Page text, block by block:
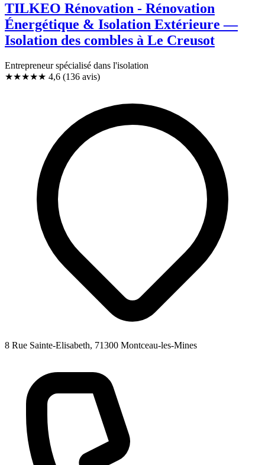
TILKEO Rénovation - Rénovation
Énergétique & Isolation Extérieure —
Isolation des combles à Le Creusot
Entrepreneur spécialisé dans l'isolation
★★★★★ 4,6 (136 avis)
8 Rue Sainte-Elisabeth, 71300 Montceau-les-Mines